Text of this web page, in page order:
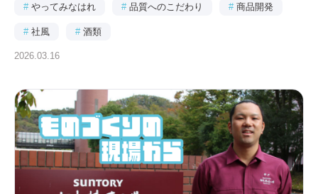
# やってみなはれ # 品質へのこだわり # 商品開発
# 社風 # 酒類
2026.03.16